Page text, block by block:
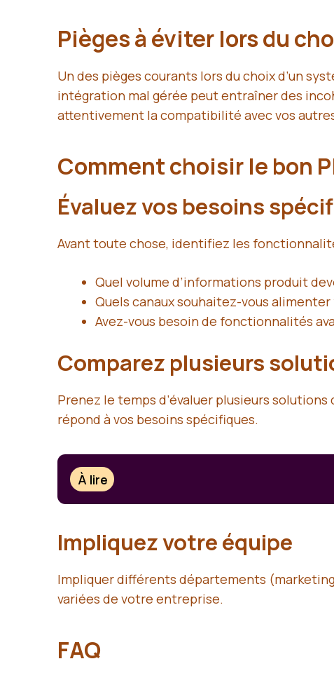
Pièges à éviter lors du
Un des pièges courants lors du choix d’un
intégration mal gérée peut entraîner des
attentivement la compatibilité avec vos
Comment choisir le bon
Évaluez vos besoins
Avant toute chose, identifiez les
Quel volume d’informations produit
Quels canaux souhaitez-vous alimenter
Avez-vous besoin de fonctionnalités
Comparez plusieurs
Prenez le temps d’évaluer plusieurs
répond à vos besoins spécifiques.
À lire
Impliquez votre équipe
Impliquer différents départements
variées de votre entreprise.
FAQ